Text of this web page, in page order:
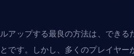
アップする最良の方法は、できる
です。しかし、多くのプレイヤー